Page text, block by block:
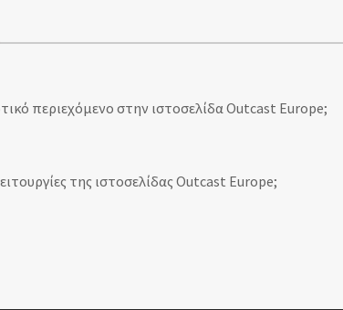
περιεχόμενο στην ιστοσελίδα Outcast Europe;
της ιστοσελίδας Outcast Europe;